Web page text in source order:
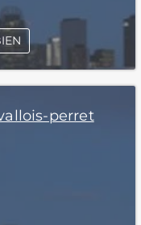
perret